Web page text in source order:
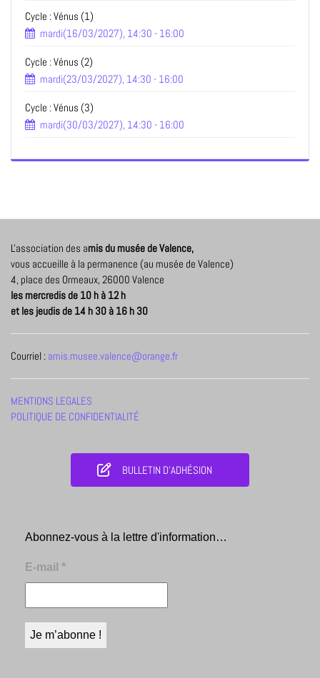
Cycle : Vénus (1)
mardi(16/03/2027), 14:30 - 16:00
Cycle : Vénus (2)
mardi(23/03/2027), 14:30 - 16:00
Cycle : Vénus (3)
mardi(30/03/2027), 14:30 - 16:00
L'association des amis du musée de Valence,
vous accueille à la permanence (au musée de Valence)
4, place des Ormeaux, 26000 Valence
les mercredis de 10 h à 12 h
et les jeudis de 14 h 30 à 16 h 30
Courriel : amis.musee.valence@orange.fr
MENTIONS LEGALES
POLITIQUE DE CONFIDENTIALITÉ
BULLETIN D'ADHÉSION
Abonnez-vous à la lettre d'information…
E-mail *